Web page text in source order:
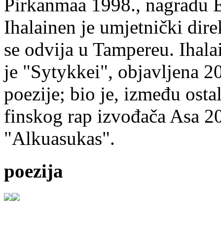
Pirkanmaa 1998.,
Ihalainen je umjetnički
se odvija u Tampereu.
je "Sytykkei", objavljena
poezije; bio je, između
finskog rap izvođača Asa
"Alkuasukas".
poezija